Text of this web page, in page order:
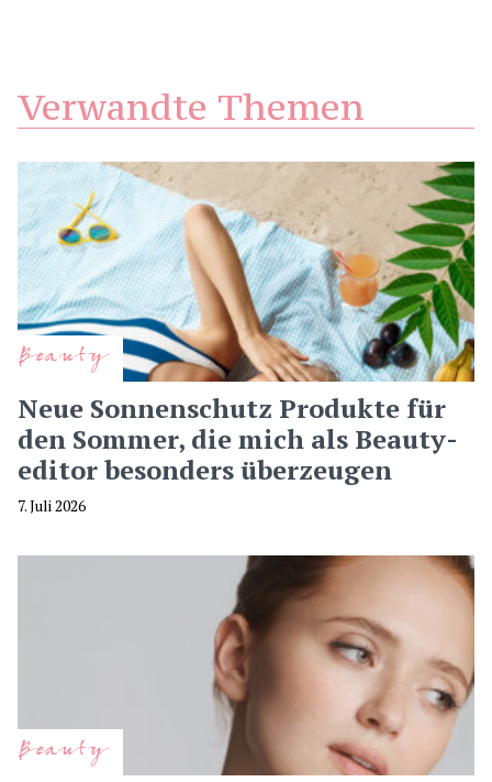
Verwandte Themen
Beauty
Neue Sonnenschutz Produkte für
den Sommer, die mich als Beauty-
editor besonders überzeugen
7. Juli 2026
Beauty